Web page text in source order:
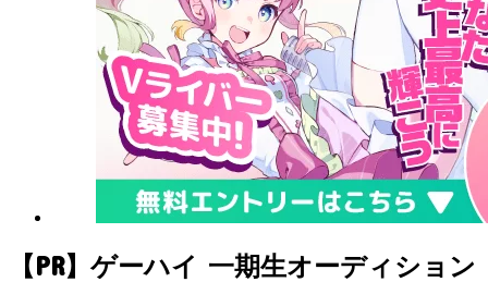
【PR】ゲーハイ 一期生オーディション